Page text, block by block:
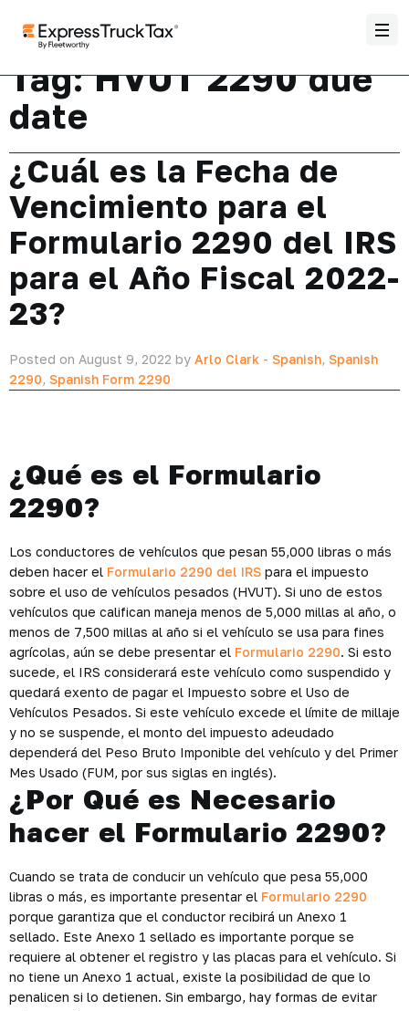
Tag:HVUT 2290 due
date
¿Cuál es la Fecha de
Vencimiento para el
Formulario 2290 del IRS
para el Año Fiscal 2022-
23?
Posted on August 9, 2022 by Arlo Clark - Spanish, Spanish
2290, Spanish Form 2290
¿Qué es el Formulario
2290?
Los conductores de vehículos que pesan 55,000 libras o más
deben hacer el Formulario 2290 del IRS para el impuesto
sobre el uso de vehículos pesados ​​(HVUT). Si uno de estos
vehículos que califican maneja menos de 5,000 millas al año, o
menos de 7,500 millas al año si el vehículo se usa para fines
agrícolas, aún se debe presentar el Formulario 2290. Si esto
sucede, el IRS considerará este vehículo como suspendido y
quedará exento de pagar el Impuesto sobre el Uso de
Vehículos Pesados. Si este vehículo excede el límite de millaje
y no se suspende, el monto del impuesto adeudado
dependerá del Peso Bruto Imponible del vehículo y del Primer
Mes Usado (FUM, por sus siglas en inglés).
¿Por Qué es Necesario
hacer el Formulario 2290?
Cuando se trata de conducir un vehículo que pesa 55,000
libras o más, es importante presentar el Formulario 2290
porque garantiza que el conductor recibirá un Anexo 1
sellado. Este Anexo 1 sellado es importante porque se
requiere al obtener el registro y las placas para el vehículo. Si
no tiene un Anexo 1 actual, existe la posibilidad de que lo
penalicen si lo detienen. Sin embargo, hay formas de evitar